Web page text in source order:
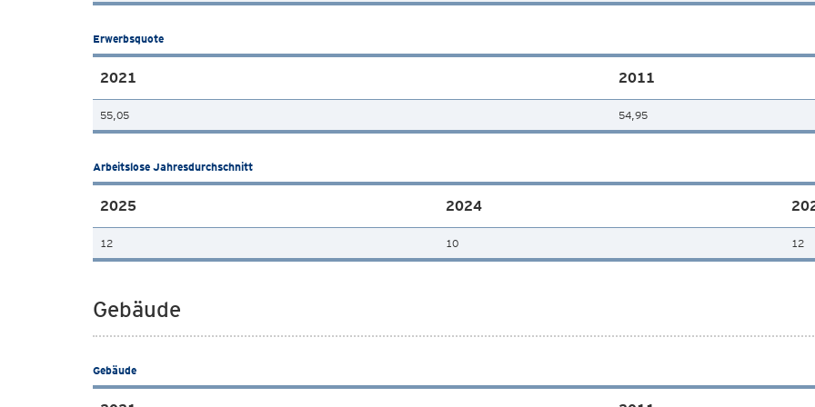
Erwerbsquote
2021 2011
55,05 54,95
Arbeitslose Jahresdurchschnitt
2025 2024
12 10 12
Gebäude
Gebäude